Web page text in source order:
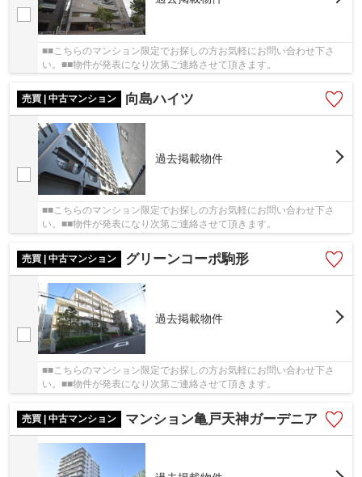
■■こちらのマンション限定でお探しの方お気軽にお問い合わせ下さ
い。■■物件が発表になり次第ご連絡させて頂きます。
売買 | 中古マンション 向島ハイツ
過去掲載物件
■■こちらのマンション限定でお探しの方お気軽にお問い合わせ下さ
い。■■物件が発表になり次第ご連絡させて頂きます。
売買 | 中古マンション グリーンコーポ駒形
過去掲載物件
■■こちらのマンション限定でお探しの方お気軽にお問い合わせ下さ
い。■■物件が発表になり次第ご連絡させて頂きます。
売買 | 中古マンション マンション亀戸天神ガーデニア